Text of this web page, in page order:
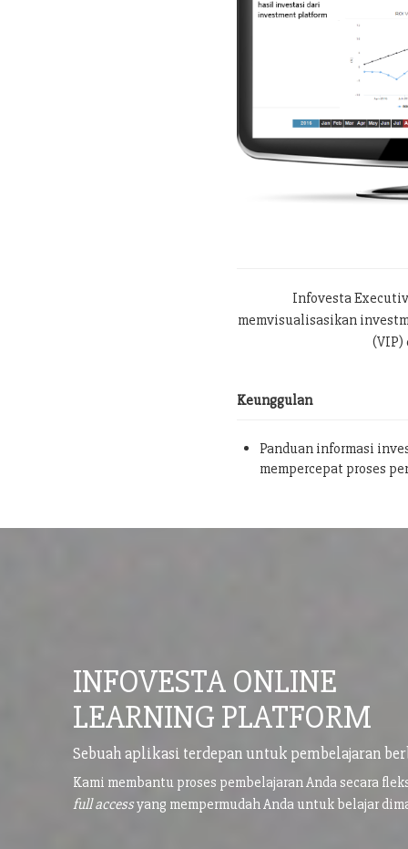
Infovesta
memvisualisasikan
(VIP)
Keunggulan
Panduan informasi
mempercepat proses
INFOVESTA ONLINE
LEARNING PLATFORM
Sebuah aplikasi terdepan untuk pembelajaran
Kami membantu proses pembelajaran Anda secara
full accessyang mempermudah Anda untuk belajar